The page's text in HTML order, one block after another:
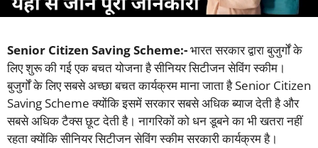
Senior Citizen Saving Scheme:-भारत सरकार द्वारा बुजुर्गों के
लिए शुरू की गई एक बचत योजना है सीनियर सिटीजन सेविंग स्कीम।
बुजुर्गों के लिए सबसे अच्छा बचत कार्यक्रम माना जाता है Senior Citizen
Saving Scheme क्योंकि इसमें सरकार सबसे अधिक ब्याज देती है और
सबसे अधिक टैक्स छूट देती है। नागरिकों को धन डूबने का भी खतरा नहीं
रहता क्योंकि सीनियर सिटीजन सेविंग स्कीम सरकारी कार्यक्रम है।